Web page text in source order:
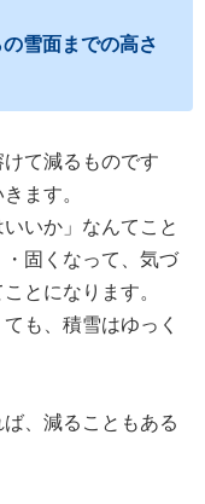
雪面までの高さ
て減るものです
ます。
いか」なんてこと
固くなって、気づ
とになります。
も、積雪はゆっく
、減ることもある